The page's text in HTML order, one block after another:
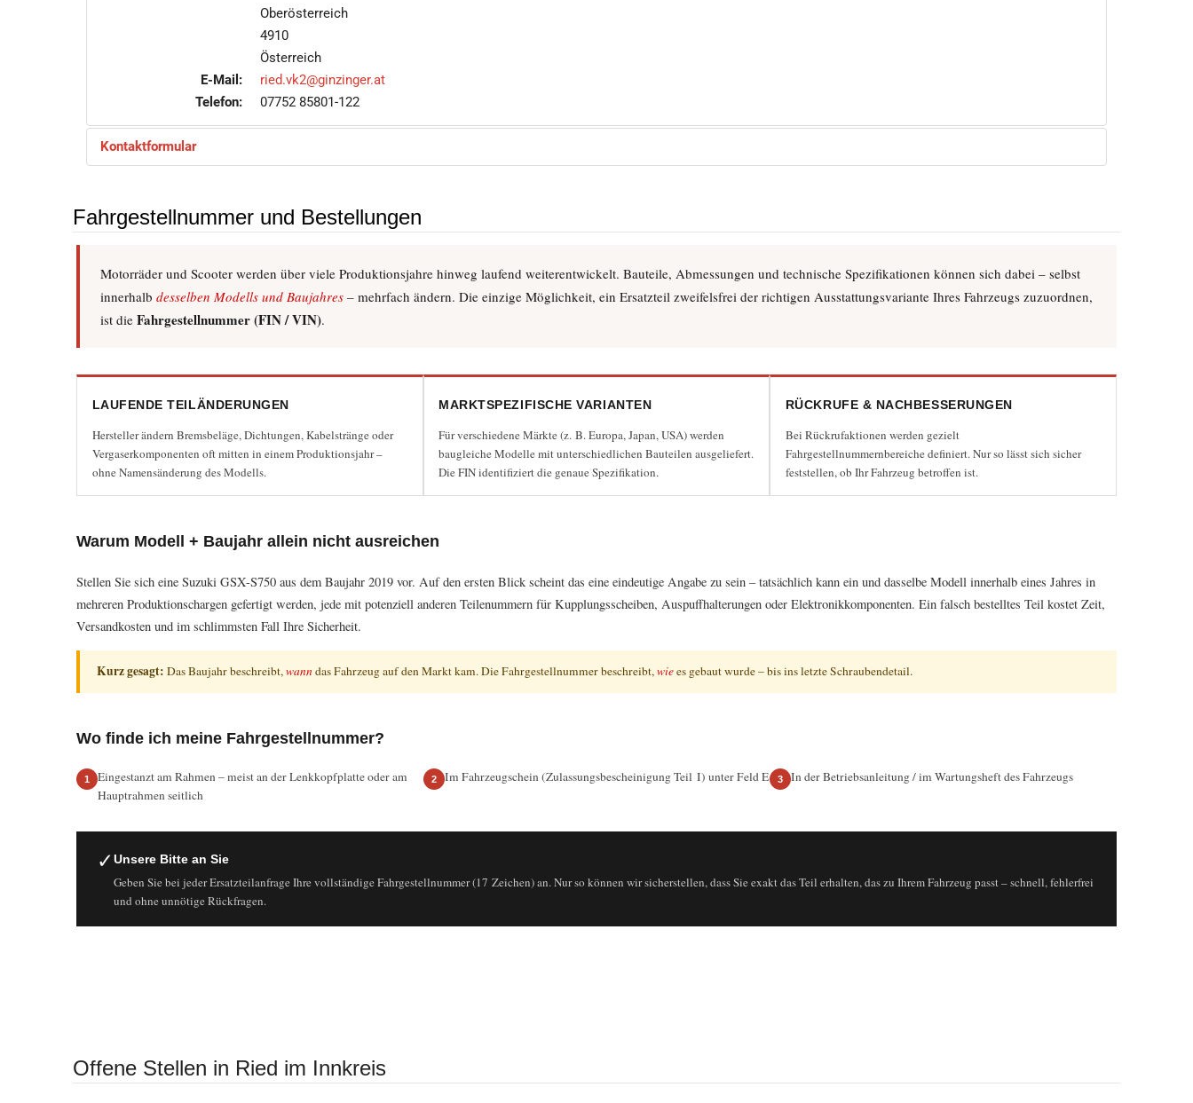
Oberösterreich
4910
Österreich
E-Mail:
ried.vk2@ginzinger.at
Telefon:
07752 85801-122
Kontaktformular
Eine E-Mail senden
*Benötigtes Feld
Name*
Betreff*
Nachricht*
Eine Kopie dieser Mail
erhalten
Mit dem Absenden dieses Formulars wird der Datenschutzerklärung dieser Website und der Speicherung der übermittelten Daten
E-Mail senden
Fahrgestellnummer und Bestellungen
Motorräder und Scooter werden über viele Produktionsjahre hinweg laufend weiterentwickelt. Bauteile, Abmessungen und technische Spezifikationen können sich dabei – selbst
innerhalb desselben Modells und Baujahres– mehrfach ändern. Die einzige Möglichkeit, ein Ersatzteil zweifelsfrei der richtigen Ausstattungsvariante Ihres Fahrzeugs zuzuordnen,
ist die Fahrgestellnummer (FIN / VIN).
LAUFENDE TEILÄNDERUNGEN
Hersteller ändern Bremsbeläge, Dichtungen, Kabelstränge oder
Vergaserkomponenten oft mitten in einem Produktionsjahr –
ohne Namensänderung des Modells.
MARKTSPEZIFISCHE VARIANTEN
Für verschiedene Märkte (z. B. Europa, Japan, USA) werden
baugleiche Modelle mit unterschiedlichen Bauteilen ausgeliefert.
Die FIN identifiziert die genaue Spezifikation.
RÜCKRUFE & NACHBESSERUNGEN
Bei Rückrufaktionen werden gezielt
Fahrgestellnummernbereiche definiert. Nur so lässt sich sicher
feststellen, ob Ihr Fahrzeug betroffen ist.
Warum Modell + Baujahr allein nicht ausreichen
Stellen Sie sich eine Suzuki GSX-S750 aus dem Baujahr 2019 vor. Auf den ersten Blick scheint das eine eindeutige Angabe zu sein – tatsächlich kann ein und dasselbe Modell innerhalb eines Jahres in
mehreren Produktionschargen gefertigt werden, jede mit potenziell anderen Teilenummern für Kupplungsscheiben, Auspuffhalterungen oder Elektronikkomponenten. Ein falsch bestelltes Teil kostet Zeit,
Versandkosten und im schlimmsten Fall Ihre Sicherheit.
Kurz gesagt: Das Baujahr beschreibt,wanndas Fahrzeug auf den Markt kam. Die Fahrgestellnummer beschreibt,wiees gebaut wurde – bis ins letzte Schraubendetail.
Wo finde ich meine Fahrgestellnummer?
Eingestanzt am Rahmen – meist an der Lenkkopfplatte oder am
Hauptrahmen seitlich
Im Fahrzeugschein (Zulassungsbescheinigung Teil I) unter Feld E In der Betriebsanleitung / im Wartungsheft des Fahrzeugs
✓Unsere Bitte an Sie
Geben Sie bei jeder Ersatzteilanfrage Ihre vollständige Fahrgestellnummer (17 Zeichen) an. Nur so können wir sicherstellen, dass Sie exakt das Teil erhalten, das zu Ihrem Fahrzeug passt – schnell, fehlerfrei
und ohne unnötige Rückfragen.
Offene Stellen in Ried im Innkreis